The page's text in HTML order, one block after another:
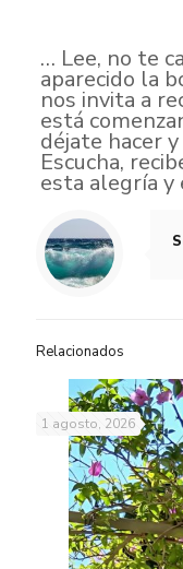
… Lee, no te
aparecido la
nos invita a
está
déjate hacer
Escucha,
esta alegría y
Relacionados
1 agosto, 2026